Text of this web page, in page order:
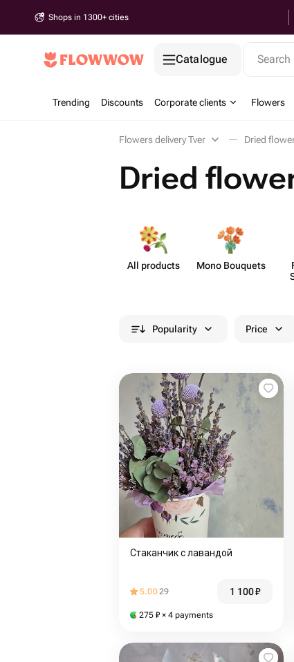
Shops in 1300+ cities
Catalogue
Trending Discounts Corporate clients Flowers
Flowers delivery Tver Dried
Dried
All products Mono Bouquets
Popularity Price
Стаканчик с лавандой
5.0029 1 100₽
275 ₽ × 4 payments